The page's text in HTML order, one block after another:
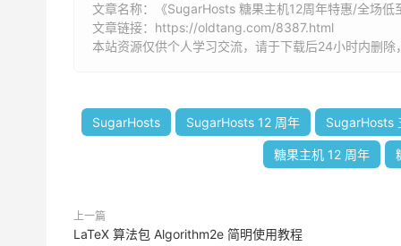
文章名称：《SugarHosts 糖果主机12周年特惠/全场低
文章链接： https://oldtang.com/8387.html
本站资源仅供个人学习交流，请于下载后24小时内删
SugarHosts SugarHosts 12 周年 SugarHosts
糖果主机 12 周年
上一篇
LaTeX 算法包 Algorithm2e 简明使用教程